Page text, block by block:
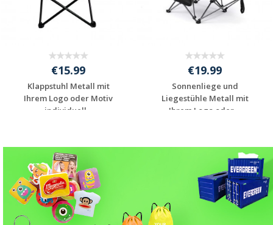
€15.99
Klappstuhl Metall mit
Ihrem Logo oder Motiv
individuell...
€19.99
Sonnenliege und
Liegestühle Metall mit
Ihrem Logo oder ...